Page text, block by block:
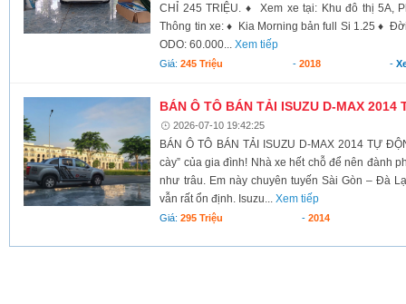
CHỈ 245 TRIỆU. ♦ Xem xe tại: Khu đô thị 5A,
Thông tin xe: ♦ Kia Morning bản full Si 1.25 ♦
ODO: 60.000...Xem tiếp
Giá:245 Triệu - 2018 -
BÁN Ô TÔ BÁN TẢI ISUZU D-MAX 2014
2026-07-10 19:42:25
BÁN Ô TÔ BÁN TẢI ISUZU D-MAX 2014 TỰ
cày” của gia đình! Nhà xe hết chỗ để nên đành
như trâu. Em này chuyên tuyến Sài Gòn – Đà
vẫn rất ổn định. Isuzu...Xem tiếp
Giá:295 Triệu - 2014